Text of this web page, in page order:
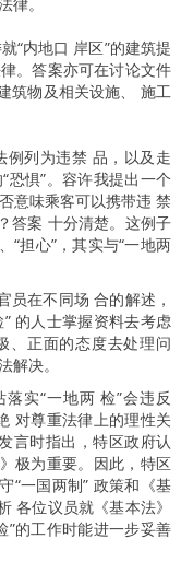
“内地口 岸区”的建筑提
。答案亦可在讨论文件
筑物及相关设施、 施工
例列为违禁 品，以及走
恐惧”。容许我提出一个
意味乘客可以携带违 禁
答案 十分清楚。这例子
“担心”，其实与“一地两
员在不同场 合的解述，
的人士掌握资料去考虑
、正面的态度去处理问
解决。
实“一地两 检”会违反
对尊重法律上的理性关
言时指出，特区政府认
极为重要。因此，特区
“一国两制” 政策和《基
各位议员就《基本法》
”的工作时能进一步妥善